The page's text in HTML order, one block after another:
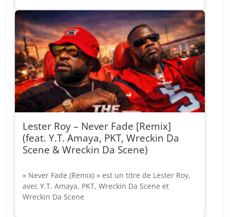
Lester Roy – Never Fade [Remix]
(feat. Y.T. Amaya, PKT, Wreckin Da
Scene & Wreckin Da Scene)
« Never Fade (Remix) » est un titre de Lester Roy,
avec Y.T. Amaya, PKT, Wreckin Da Scene et
Wreckin Da Scene